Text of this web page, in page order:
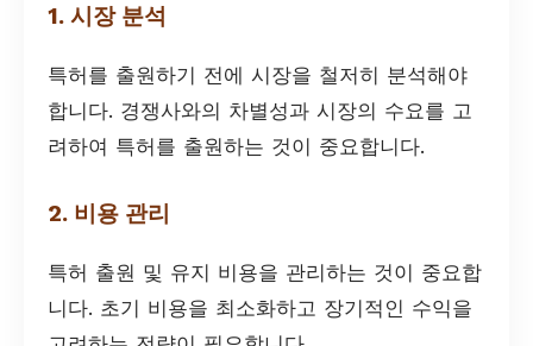
1. 시장 분석
특허를 출원하기 전에 시장을 철저히 분석해야
합니다. 경쟁사와의 차별성과 시장의 수요를 고
려하여 특허를 출원하는 것이 중요합니다.
2. 비용 관리
특허 출원 및 유지 비용을 관리하는 것이 중요합
니다. 초기 비용을 최소화하고 장기적인 수익을